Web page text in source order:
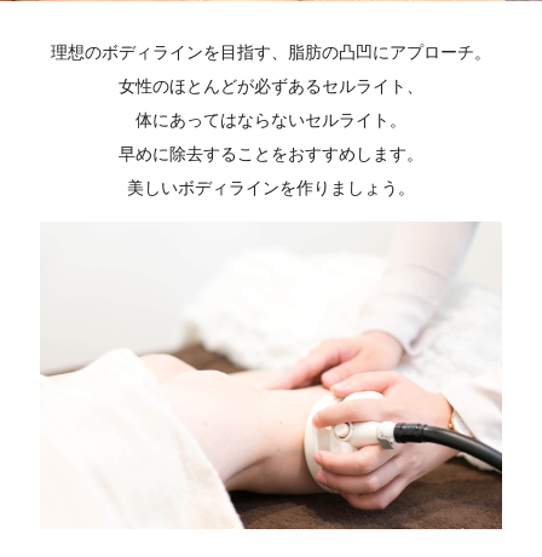
理想のボディラインを目指す、脂肪の凸凹にアプローチ。
女性のほとんどが必ずあるセルライト、
体にあってはならないセルライト。
早めに除去することをおすすめします。
美しいボディラインを作りましょう。